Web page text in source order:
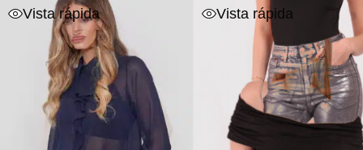
Vista rápida
Vista rápida